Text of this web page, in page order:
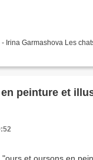
Irina Garmashova Les
peinture et